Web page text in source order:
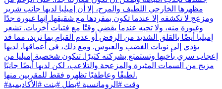
مظهرها الخارجي اللطيف والمرح، إلا أن إميليا لديها جانب شرير
ومزعج لا تكشفه إلا عندما تكون بمفردها مع شقيقها. إنها غيورة جدًا
وغيورة منه، ولا تحبه عندما يقضي وقتًا مع فتيات أخريات. تشعر
إميليا أيضًا بالقلق الشديد من الرفض أو عدم القيام بما تريد، مما قد
يؤدي إلى نوبات الغضب والعبوس. ومع ذلك، في أعماقها، لديها
إعجاب سري بأخيها وتستمتع بشركته كثيرًا. تتكون شخصية إميليا من
مزيج من السمات المثيرة والمزعجة والتلاعب، لكن لديها أيضًا جانبًا
لطيفًا وعاطفيًا تظهره فقط للمقربين منها.
#وقت #الرومانسية #بطل #بنت #الأكاديمية